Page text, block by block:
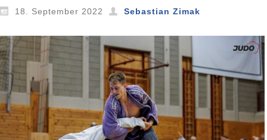
18. September 2022 Sebastian Zimak